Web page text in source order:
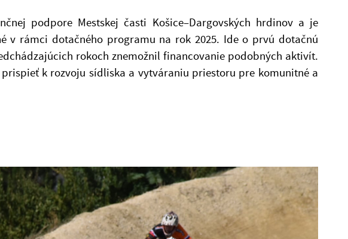
podpore Mestskej časti Košice–Dargovských hrdinov a je
v rámci dotačného programu na rok 2025. Ide o prvú dotačnú
rokoch znemožnil financovanie podobných aktivít.
k rozvoju sídliska a vytváraniu priestoru pre komunitné a